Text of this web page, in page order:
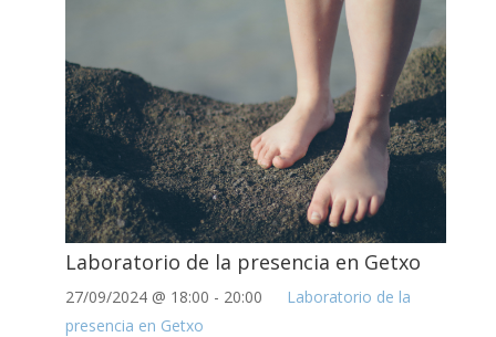
Laboratorio de la presencia en Getxo
27/09/2024 @ 18:00 - 20:00
Laboratorio de la
presencia en Getxo